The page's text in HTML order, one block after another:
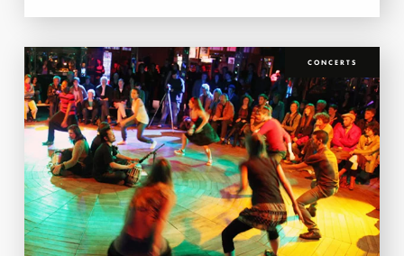
CONCERTS